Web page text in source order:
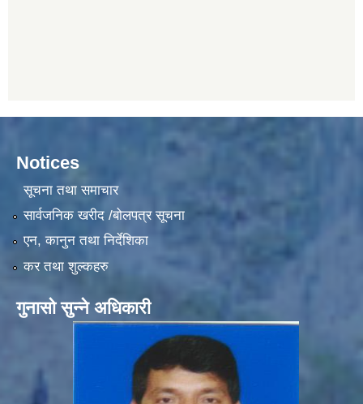
Notices
सूचना तथा समाचार
सार्वजनिक खरीद /बोलपत्र सूचना
एन, कानुन तथा निर्देशिका
कर तथा शुल्कहरु
गुनासो सुन्ने अधिकारी